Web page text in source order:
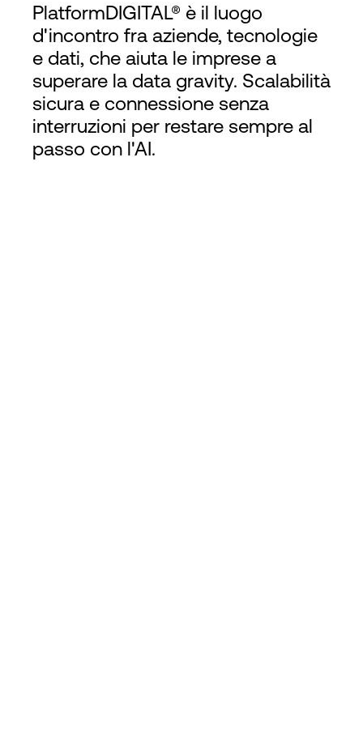
PlatformDIGITAL® è il luogo
d'incontro fra aziende, tecnologie
e dati, che aiuta le imprese a
superare la data gravity. Scalabilità
sicura e connessione senza
interruzioni per restare sempre al
passo con l'AI.